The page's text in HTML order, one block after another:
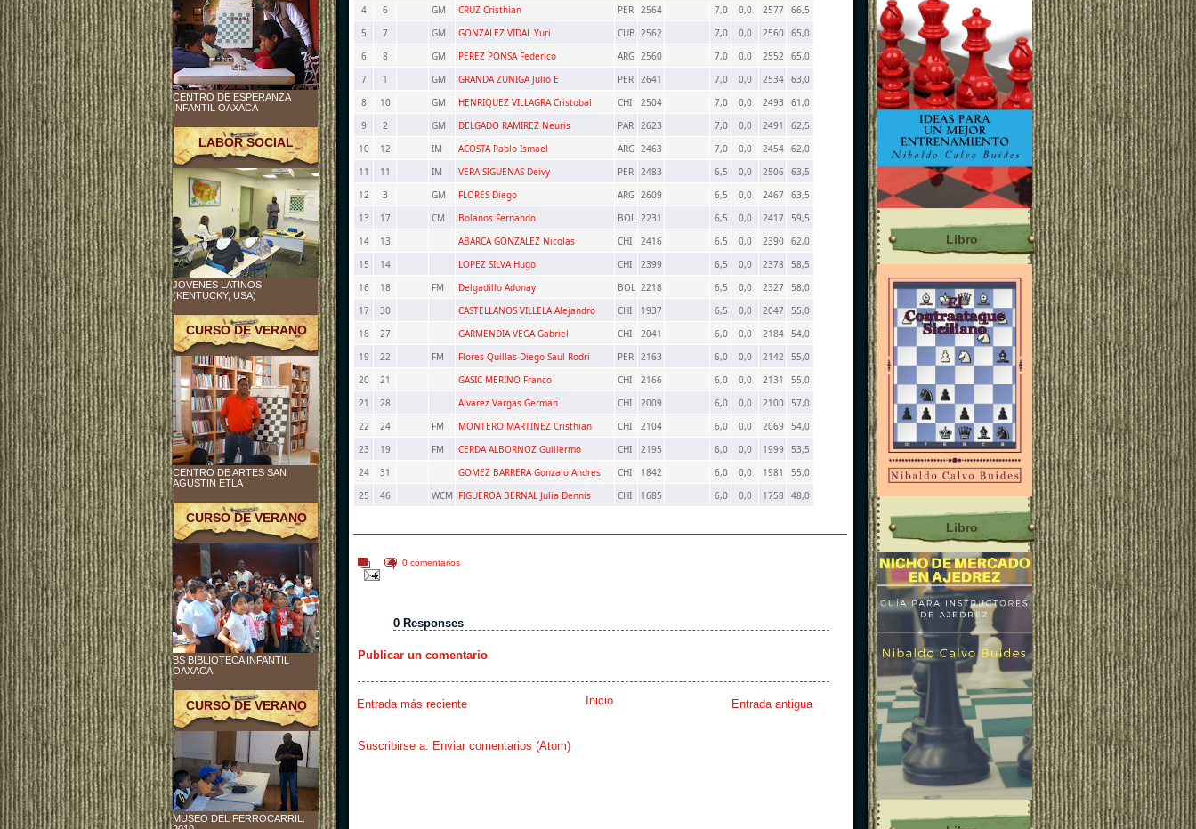
4
6 GM CRUZ Cristhian PER 2564 7,0 0,0 2577
66,5
5
7 GM GONZALEZ VIDAL Yuri CUB 2562 7,0 0,0 2560
65,0
6
8 GM PEREZ PONSA Federico ARG 2560 7,0 0,0 2552
65,0
7
1 GM GRANDA ZUNIGA Julio E PER 2641 7,0 0,0 2534
63,0
8
10 GM HENRIQUEZ VILLAGRA Cristobal CHI 2504 7,0 0,0 2493
61,0
9
2 GM DELGADO RAMIREZ Neuris PAR 2623 7,0 0,0 2491
62,5
10
12 IM ACOSTA Pablo Ismael ARG 2463 7,0 0,0 2454
62,0
11
11 IM VERA SIGUENAS Deivy PER 2483 6,5 0,0 2506
63,5
12
3 GM FLORES Diego ARG 2609 6,5 0,0 2467
63,5
13
17 CM Bolanos Fernando BOL 2231 6,5 0,0 2417
59,5
14
13 ABARCA GONZALEZ Nicolas CHI 2416 6,5 0,0 2390
62,0
15
14 LOPEZ SILVA Hugo CHI 2399 6,5 0,0 2378
58,5
16
18 FM Delgadillo Adonay BOL 2218 6,5 0,0 2327
58,0
17
30 CASTELLANOS VILLELA Alejandro CHI 1937 6,5 0,0 2047
55,0
18
27 GARMENDIA VEGA Gabriel CHI 2041 6,0 0,0 2184
54,0
19
22 FM Flores Quillas Diego Saul Rodri PER 2163 6,0 0,0 2142
55,0
20
21 GASIC MERINO Franco CHI 2166 6,0 0,0 2131
55,0
21
28 Alvarez Vargas German CHI 2009 6,0 0,0 2100
57,0
22
24 FM MONTERO MARTINEZ Cristhian CHI 2104 6,0 0,0 2069
54,0
23
19 FM CERDA ALBORNOZ Guillermo CHI 2195 6,0 0,0 1999
53,5
24
31 GOMEZ BARRERA Gonzalo Andres CHI 1842 6,0 0,0 1981
55,0
25
46 WCM FIGUEROA BERNAL Julia Dennis CHI 1685 6,0 0,0 1758 48,0
0 comentarios
0 Responses
Publicar un comentario
Entrada más reciente Entrada antigua
Inicio
Suscribirse a: Enviar comentarios (Atom)
CENTRO DE ESPERANZA
INFANTIL OAXACA
LABOR SOCIAL
JOVENES LATINOS
(KENTUCKY, USA)
CURSO DE VERANO
CENTRO DE ARTES SAN
AGUSTIN ETLA
CURSO DE VERANO
BS BIBLIOTECA INFANTIL
OAXACA
CURSO DE VERANO
MUSEO DEL FERROCARRIL.
Libro
Libro